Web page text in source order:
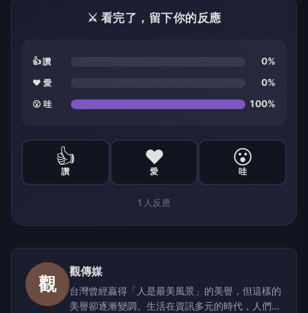
⚔️ 看完了，留下你的反應
👍 讚 0%
❤️ 愛 0%
😮 哇 100%
👍
讚
❤️
愛
😮
哇
1 人反應
觀
觀傳媒
台灣曾經贏得「人是最美風景」的美譽，但這樣的
美譽卻逐漸變調。生活在資訊多元的時代，人們經